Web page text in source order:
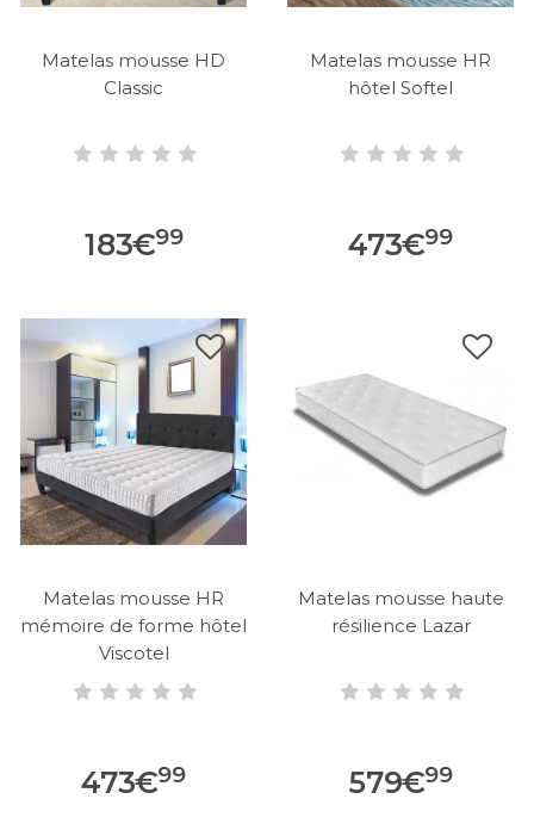
Matelas mousse HD
Classic
183€99
Matelas mousse HR
hôtel Softel
473€99
Matelas mousse HR
mémoire de forme hôtel
Viscotel
473€99
Matelas mousse haute
résilience Lazar
579€99